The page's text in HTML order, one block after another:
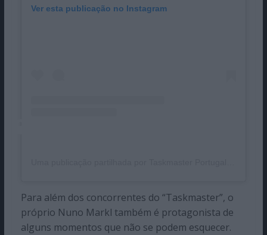
Ver esta publicação no Instagram
Para além dos concorrentes do “Taskmaster”, o
próprio Nuno Markl também é protagonista de
alguns momentos que não se podem esquecer.